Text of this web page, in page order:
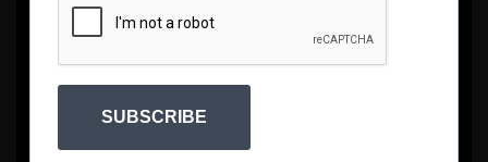
SUBSCRIBE